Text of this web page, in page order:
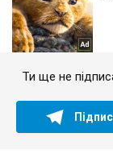
Ти ще не